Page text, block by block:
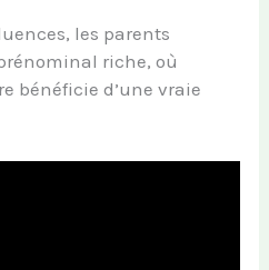
les parents
riche, où
bénéficie d’une vraie